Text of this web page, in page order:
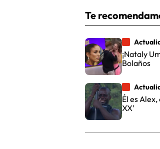
Te
¡Nataly
Bolaños
Él es
XX'